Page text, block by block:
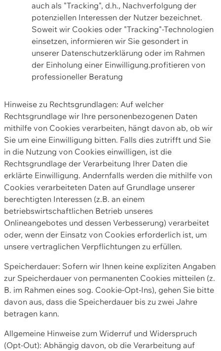
auch als "Tracking", d.h., Nachverfolgung der
potenziellen Interessen der Nutzer bezeichnet.
Soweit wir Cookies oder "Tracking"-Technologien
einsetzen, informieren wir Sie gesondert in
unserer Datenschutzerklärung oder im Rahmen
der Einholung einer Einwilligung.profitieren von
professioneller Beratung
Hinweise zu Rechtsgrundlagen: Auf welcher
Rechtsgrundlage wir Ihre personenbezogenen Daten
mithilfe von Cookies verarbeiten, hängt davon ab, ob wir
Sie um eine Einwilligung bitten. Falls dies zutrifft und Sie
in die Nutzung von Cookies einwilligen, ist die
Rechtsgrundlage der Verarbeitung Ihrer Daten die
erklärte Einwilligung. Andernfalls werden die mithilfe von
Cookies verarbeiteten Daten auf Grundlage unserer
berechtigten Interessen (z.B. an einem
betriebswirtschaftlichen Betrieb unseres
Onlineangebotes und dessen Verbesserung) verarbeitet
oder, wenn der Einsatz von Cookies erforderlich ist, um
unsere vertraglichen Verpflichtungen zu erfüllen.
Speicherdauer: Sofern wir Ihnen keine expliziten Angaben
zur Speicherdauer von permanenten Cookies mitteilen (z.
B. im Rahmen eines sog. Cookie-Opt-Ins), gehen Sie bitte
davon aus, dass die Speicherdauer bis zu zwei Jahre
betragen kann.
Allgemeine Hinweise zum Widerruf und Widerspruch
(Opt-Out): Abhängig davon, ob die Verarbeitung auf